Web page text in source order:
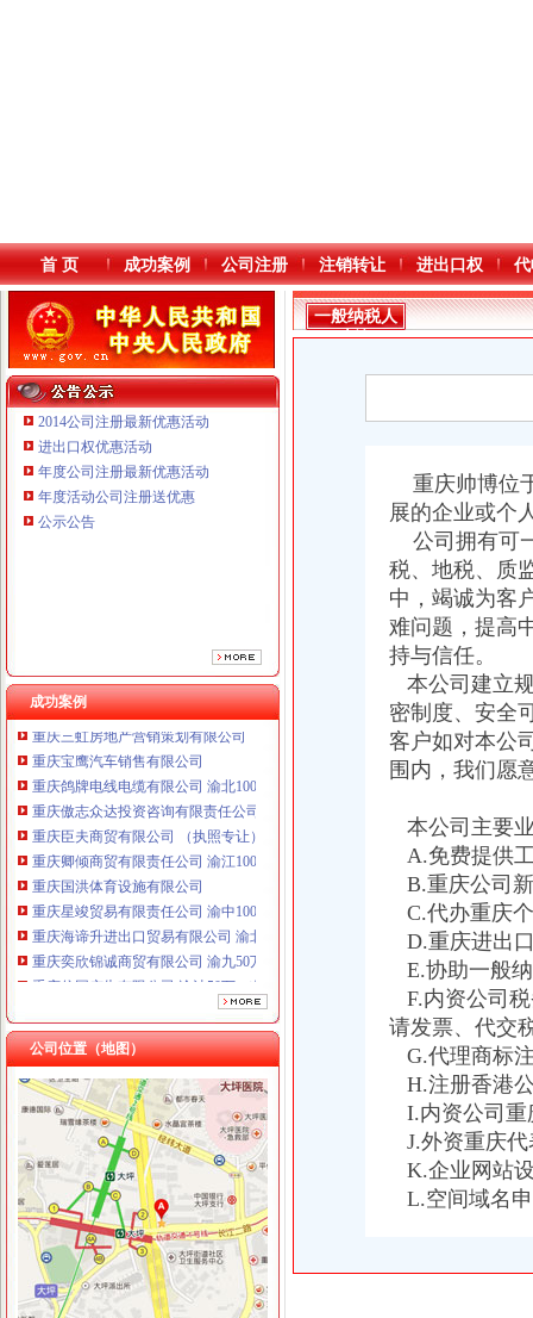
本站导航
首 页 成功案例 公司注册 注销转让 进出口权
2014公司注册最新优惠活动
进出口权优惠活动
年度公司注册最新优惠活动
年度活动公司注册送优惠
公示公告
成功案例
重庆鸽牌电线电缆有限公司 渝北10010万 (进出口权)
重庆傲志众达投资咨询有限责任公司 渝九1000万 （增资）
重庆奕欣锦诚商贸有限公司 渝九50万 （工商注册）
重庆信同广告有限公司 渝沙50万 （工商注册）
重庆三虹房地产营销策划有限公司
重庆宝鹰汽车销售有限公司
重庆鸽牌电线电缆有限公司 渝北10010万 (进出口权)
重庆傲志众达投资咨询有限责任公司 渝九1000万 （增资）
重庆臣夫商贸有限公司 （执照专让）
重庆卿倾商贸有限责任公司 渝江100万 （工商注册）
重庆国洪体育设施有限公司
重庆星竣贸易有限责任公司 渝中100万 （进出口权）
重庆海谛升进出口贸易有限公司 渝北100万 （进出口权）
重庆奕欣锦诚商贸有限公司 渝九50万 （工商注册）
重庆信同广告有限公司 渝沙50万 （工商注册）
重庆三虹房地产营销策划有限公司
公司位置（地图）
一般纳税人查询
全国企业增值税一般纳税人资质查询-个人帮助中心-卓博人才网
【转让一般纳税人|转让一般纳税人内容汇总】_转让一般纳税人专题-
一般纳税人查询
重庆一般纳税人资格查询
一般纳税人查询一般纳税人查询
重庆一般纳税人资格查询：http://218.70.65.72:3002/fpcx/
一般纳税人
查询
重庆帅博位
展的企业或个
公司拥有可
税、地税、质
中，竭诚为客
难问题，提高
持与信任。
本公司建立
密制度、安全
客户如对本公
围内，我们愿
本公司主要
A.免费提供
B.重庆公司
C.代办重庆
D.重庆进出
E.协助一般
F.内资公司
请发票、代交
G.代理商标
H.注册香港
I.内资公司重
J.外资重庆代
K.企业网站
L.空间域名